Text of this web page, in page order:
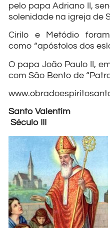
pelo papa Adriano II,
solenidade na igreja de
Cirilo e Metódio
como “apóstolos dos
O papa João Paulo II,
com São Bento de
Santo Valentim
Século III